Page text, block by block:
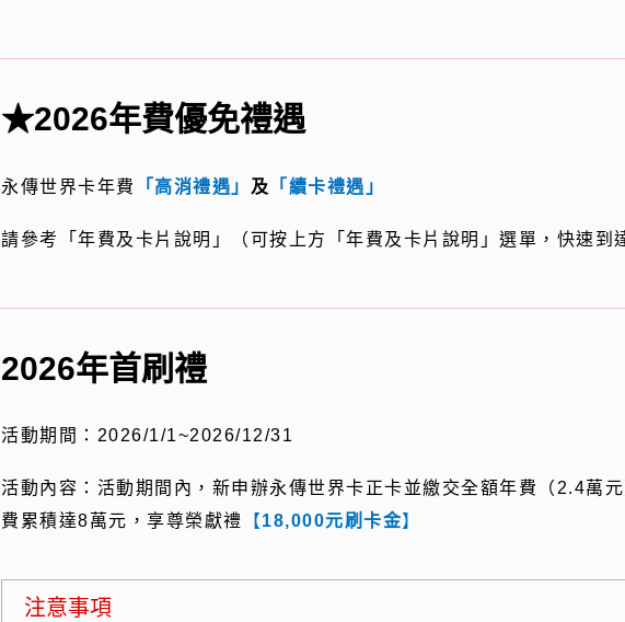
★2026年費優免禮遇
永傳世界卡年費 「高消禮遇」 及 「續卡禮遇」
請參考「年費及卡片說明」（可按上方「年費及卡片說明」選單，快速到
2026年首刷禮
活動期間： 2026/1/1~2026/12/31
活動內容：活動期間內，新申辦永傳世界卡正卡並繳交全額年費（ 2.4萬
費累積達8萬元，享尊榮獻禮 【18,000元刷卡金】
注意事項